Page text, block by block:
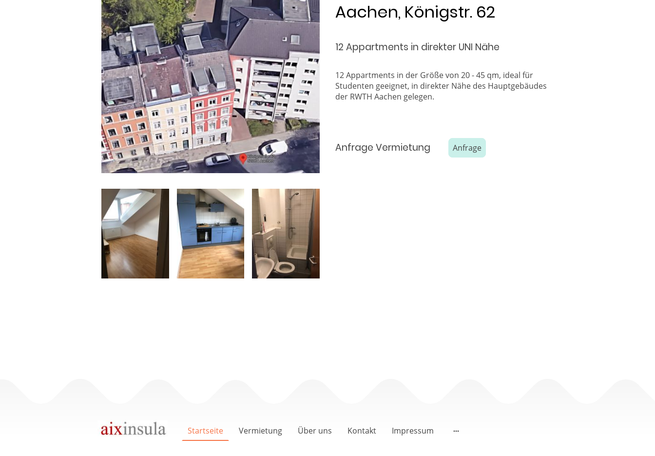
Aachen, Königstr. 62
12 Appartments in direkter UNI Nähe
12 Appartments in der Größe von 20 - 45 qm, ideal für
Studenten geeignet, in direkter Nähe des Hauptgebäudes
der RWTH Aachen gelegen.
Anfrage Vermietung Anfrage
Startseite Vermietung Über uns Kontakt Impressum